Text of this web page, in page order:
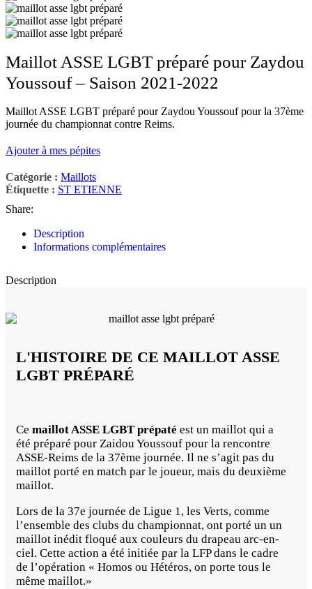
Maillot ASSE LGBT préparé pour Zaydou
Youssouf – Saison 2021-2022
Maillot ASSE LGBT préparé pour Zaydou Youssouf pour la 37ème
journée du championnat contre Reims.
Ajouter à mes pépites
Catégorie : Maillots
Étiquette : ST ETIENNE
Share:
Description
Informations complémentaires
Description
L'HISTOIRE DE CE MAILLOT ASSE
LGBT PRÉPARÉ
Ce maillot ASSE LGBT prépaté est un maillot qui a
été préparé pour Zaidou Youssouf pour la rencontre
ASSE-Reims de la 37ème journée. Il ne s’agit pas du
maillot porté en match par le joueur, mais du deuxième
maillot.
Lors de la 37e journée de Ligue 1, les Verts, comme
l’ensemble des clubs du championnat, ont porté un un
maillot inédit floqué aux couleurs du drapeau arc-en-
ciel. Cette action a été initiée par la LFP dans le cadre
de l’opération « Homos ou Hétéros, on porte tous le
même maillot.»